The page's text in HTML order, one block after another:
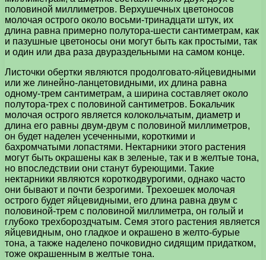
половиной миллиметров. Верхушечных цветоносов
молочая острого около восьми-тринадцати штук, их
длина равна примерно полутора-шести сантиметрам, как
и пазушные цветоносы они могут быть как простыми, так
и один или два раза двураздельными на самом конце.
Листочки обертки являются продолговато-яйцевидными
или же линейно-ланцетовидными, их длина равна
одному-трем сантиметрам, а ширина составляет около
полутора-трех с половиной сантиметров. Бокальчик
молочая острого является колокольчатым, диаметр и
длина его равны двум-двум с половиной миллиметров,
он будет наделен усеченными, короткими и
бахромчатыми лопастями. Нектарники этого растения
могут быть окрашены как в зеленые, так и в желтые тона,
но впоследствии они станут буреющими. Такие
нектарники являются короткодвурогими, однако часто
они бывают и почти безрогими. Трехоешек молочая
острого будет яйцевидными, его длина равна двум с
половиной-трем с половиной миллиметра, он голый и
глубоко трехбороздчатым. Семя этого растения является
яйцевидным, оно гладкое и окрашено в желто-бурые
тона, а также наделено почковидно сидящим придатком,
тоже окрашенным в желтые тона.